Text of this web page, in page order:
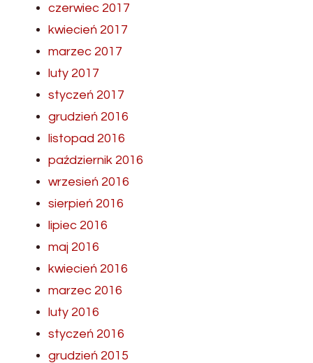
czerwiec 2017
kwiecień 2017
marzec 2017
luty 2017
styczeń 2017
grudzień 2016
listopad 2016
październik 2016
wrzesień 2016
sierpień 2016
lipiec 2016
maj 2016
kwiecień 2016
marzec 2016
luty 2016
styczeń 2016
grudzień 2015